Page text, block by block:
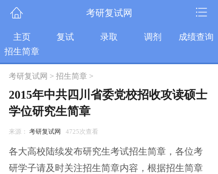
考研复试网
主页 复试 录取 调剂
成绩查询
招生简章
考研复试网 > 招生简章>
2015年中共四川省委党校招收攻读硕士
学位研究生简章
来源： 考研复试网 4725次查看
各大高校陆续发布研究生考试招生简章，各位考
研学子请及时关注招生简章内容，根据招生简章